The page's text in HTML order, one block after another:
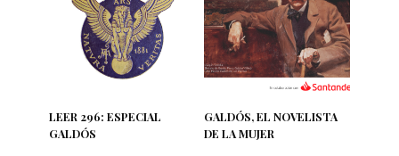
LEER 296: ESPECIAL
GALDÓS
GALDÓS, EL NOVELISTA
DE LA MUJER